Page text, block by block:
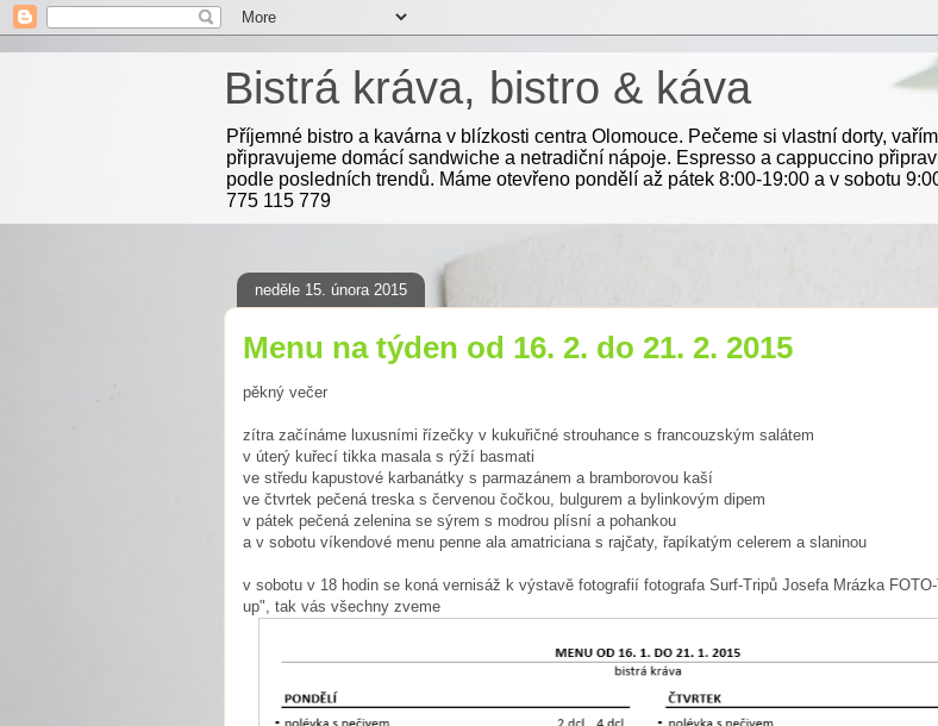
Bistrá kráva, bistro & káva
Příjemné bistro a kavárna v blízkosti centra Olomouce. Pečeme si vlastní dorty,
připravujeme domácí sandwiche a netradiční nápoje. Espresso a cappuccino
podle posledních trendů. Máme otevřeno pondělí až pátek 8:00-19:00 a v sobotu
775 115 779
neděle 15. února 2015
Menu na týden od 16. 2. do 21. 2. 2015
pěkný večer
zítra začínáme luxusními řízečky v kukuřičné strouhance s francouzským salátem
v úterý kuřecí tikka masala s rýží basmati
ve středu kapustové karbanátky s parmazánem a bramborovou kaší
ve čtvrtek pečená treska s červenou čočkou, bulgurem a bylinkovým dipem
v pátek pečená zelenina se sýrem s modrou plísní a pohankou
a v sobotu víkendové menu penne ala amatriciana s rajčaty, řapíkatým celerem a slaninou
v sobotu v 18 hodin se koná vernisáž k výstavě fotografií fotografa Surf-Tripů Josefa Mrázka
up", tak vás všechny zveme